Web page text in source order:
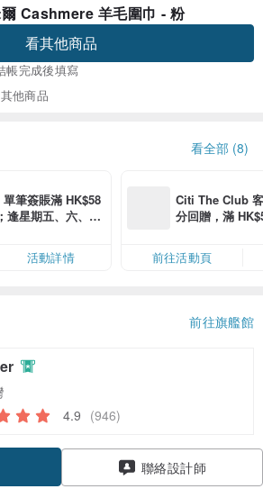
爾 Cashmere 羊毛圍巾 - 粉
看其他商品
帳完成後填寫
他商品
看全部 (8)
筆簽賬滿 HK$58
逢星期五、六、日
僅限「常用信用
活動詳情
Citi The Club
分回贈，滿
前往活動頁
前往旗艦館
4.9 (946)
聯絡設計師